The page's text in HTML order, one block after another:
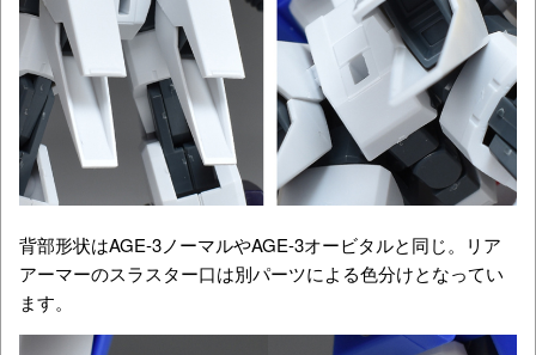
背部形状はAGE-3ノーマルやAGE-3オービタルと同じ。リア
アーマーのスラスター口は別パーツによる色分けとなってい
ます。